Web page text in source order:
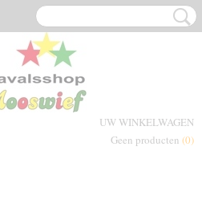
UW WINKELWAGEN
Geen producten (0)